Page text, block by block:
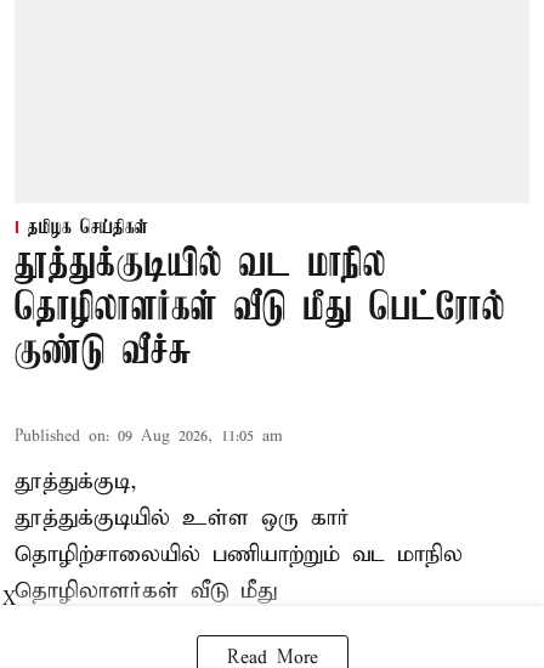
தமிழக செய்திகள்
தூத்துக்குடியில் வட மாநில
தொழிலாளர்கள் வீடு மீது பெட்ரோல்
குண்டு வீச்சு
Published on: 09 Aug 2026, 11:05 am
தூத்துக்குடி,
தூத்துக்குடியில் உள்ள ஒரு கார்
தொழிற்சாலையில் பணியாற்றும் வட மாநில
தொழிலாளர்கள் வீடு மீது
Read More
X